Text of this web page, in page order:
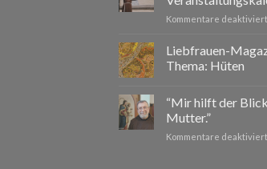
Kommentare deaktiviert
Liebfrauen-
Thema: Hüten
“Mir hilft der
Mutter.”
Kommentare deaktiviert